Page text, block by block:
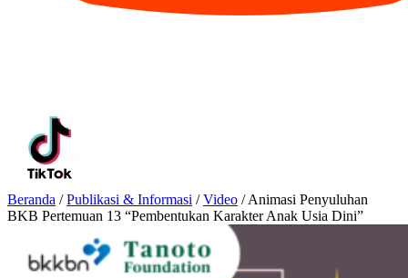
Beranda / Publikasi & Informasi / Video / Animasi Penyuluhan
BKB Pertemuan 13 “Pembentukan Karakter Anak Usia Dini”